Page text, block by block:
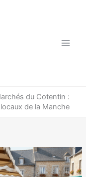
du Cotentin :
de la Manche